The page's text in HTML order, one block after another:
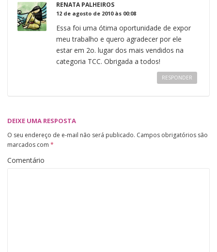
RENATA PALHEIROS
12 de agosto de 2010 às 00:08
Essa foi uma ótima oportunidade de expor
meu trabalho e quero agradecer por ele
estar em 2o. lugar dos mais vendidos na
categoria TCC. Obrigada a todos!
RESPONDER
DEIXE UMA RESPOSTA
O seu endereço de e-mail não será publicado. Campos obrigatórios são
marcados com *
Comentário